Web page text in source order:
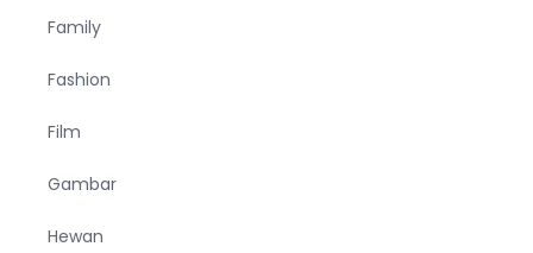
Family
Fashion
Film
Gambar
Hewan